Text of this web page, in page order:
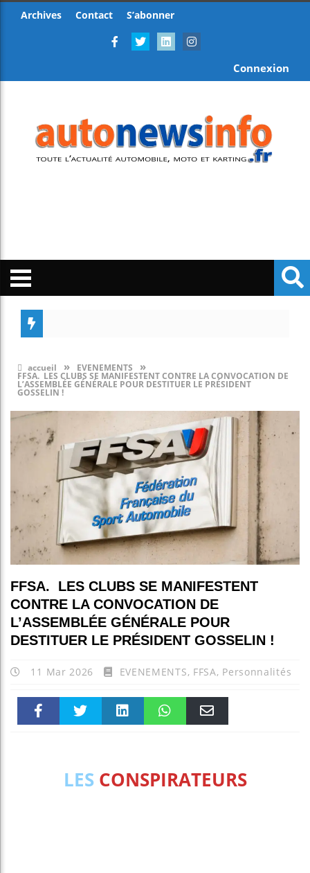
Archives Contact S’abonner
Connexion
accueil » EVENEMENTS »
FFSA. LES CLUBS SE MANIFESTENT CONTRE LA CONVOCATION DE
L’ASSEMBLÉE GÉNÉRALE POUR DESTITUER LE PRÉSIDENT
GOSSELIN !
FFSA. LES CLUBS SE MANIFESTENT
CONTRE LA CONVOCATION DE
L’ASSEMBLÉE GÉNÉRALE POUR
DESTITUER LE PRÉSIDENT GOSSELIN !
11 Mar 2026 EVENEMENTS, FFSA, Personnalités
LES CONSPIRATEURS